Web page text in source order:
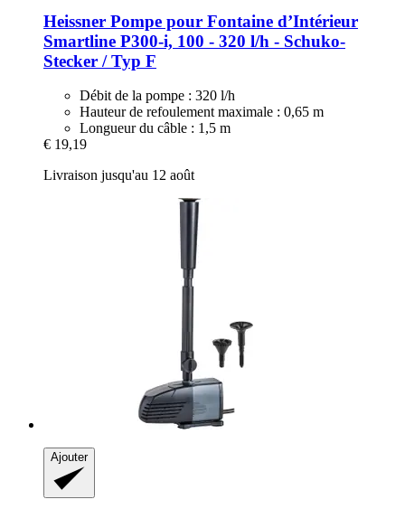
Heissner Pompe pour Fontaine d’Intérieur
Smartline P300-​i, 100 -​ 320 l/h -​ Schuko-​
Stecker / Typ F
Débit de la pompe : 320 l/h
Hauteur de refoulement maximale : 0,65 m
Longueur du câble : 1,5 m
€ 19,19
Livraison jusqu'au 12 août
Ajouter